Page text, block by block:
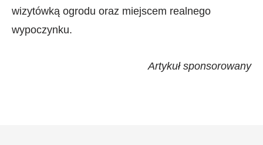
wizytówką ogrodu oraz miejscem realnego
wypoczynku.
Artykuł sponsorowany